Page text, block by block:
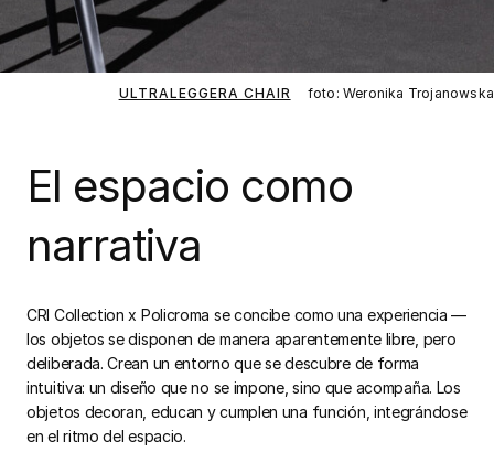
ULTRALEGGERA CHAIR foto: Weronika Trojanowska
El espacio como
narrativa
CRI Collection x Policroma se concibe como una experiencia —
los objetos se disponen de manera aparentemente libre, pero
deliberada. Crean un entorno que se descubre de forma
intuitiva: un diseño que no se impone, sino que acompaña. Los
objetos decoran, educan y cumplen una función, integrándose
en el ritmo del espacio.